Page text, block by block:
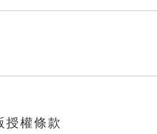
授權條款